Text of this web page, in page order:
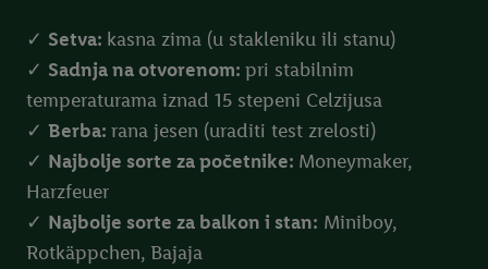
✓ Setva: kasna zima (u stakleniku ili stanu)
✓ Sadnja na otvorenom: pri stabilnim
temperaturama iznad 15 stepeni Celzijusa
✓ Berba: rana jesen (uraditi test zrelosti)
✓ Najbolje sorte za početnike: Moneymaker,
Harzfeuer
✓ Najbolje sorte za balkon i stan: Miniboy,
Rotkäppchen, Bajaja